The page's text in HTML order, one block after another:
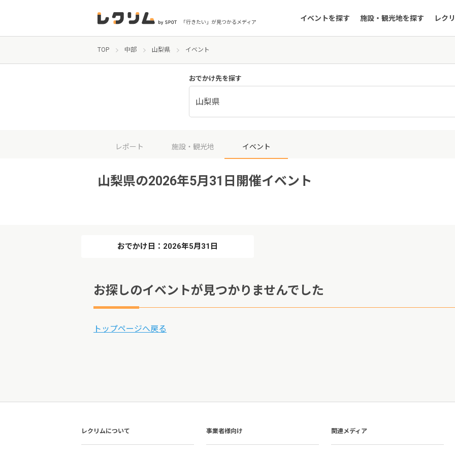
「行きたい」が見つかるメディア イベントを探す 施設・観光地を探す レク
TOP 中部 山梨県 イベント
おでかけ先を探す
山梨県
レポート 施設・観光地 イベント
山梨県の2026年5月31日開催イベント
おでかけ日：2026年5月31日
お探しのイベントが見つかりませんでした
トップページへ戻る
レクリムについて 事業者様向け 関連メディア